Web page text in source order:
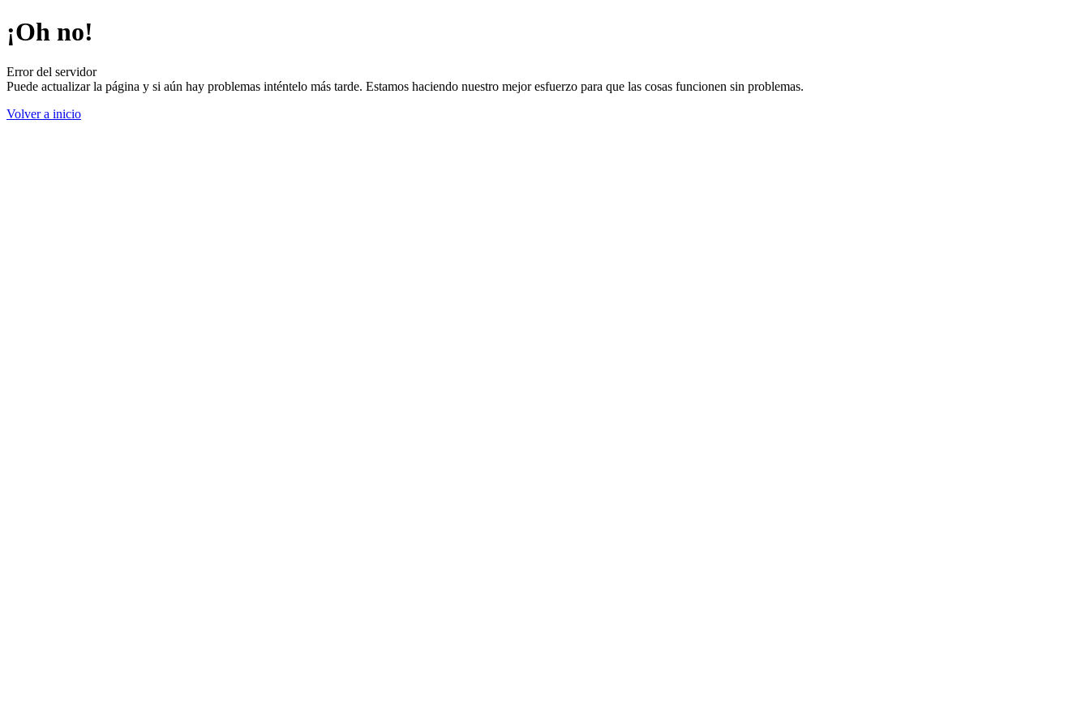
¡Oh no!
Error del servidor
Puede actualizar la página y si aún hay problemas inténtelo más tarde. Estamos haciendo nuestro mejor esfuerzo para que las cosas funcionen sin problemas.
Volver a inicio